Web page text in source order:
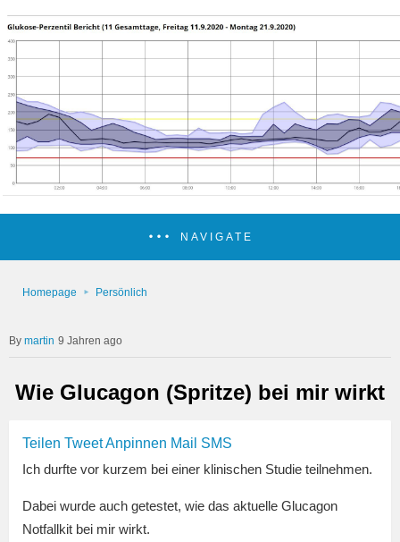
NAVIGATE
Homepage Persönlich
martin 9 Jahren ago
Wie Glucagon (Spritze) bei mir wirkt
Teilen TweetAnpinnen Mail SMS
Ich durfte vor kurzem bei einer klinischen Studie teilnehmen.
Dabei wurde auch getestet, wie das aktuelle Glucagon
Notfallkit bei mir wirkt.